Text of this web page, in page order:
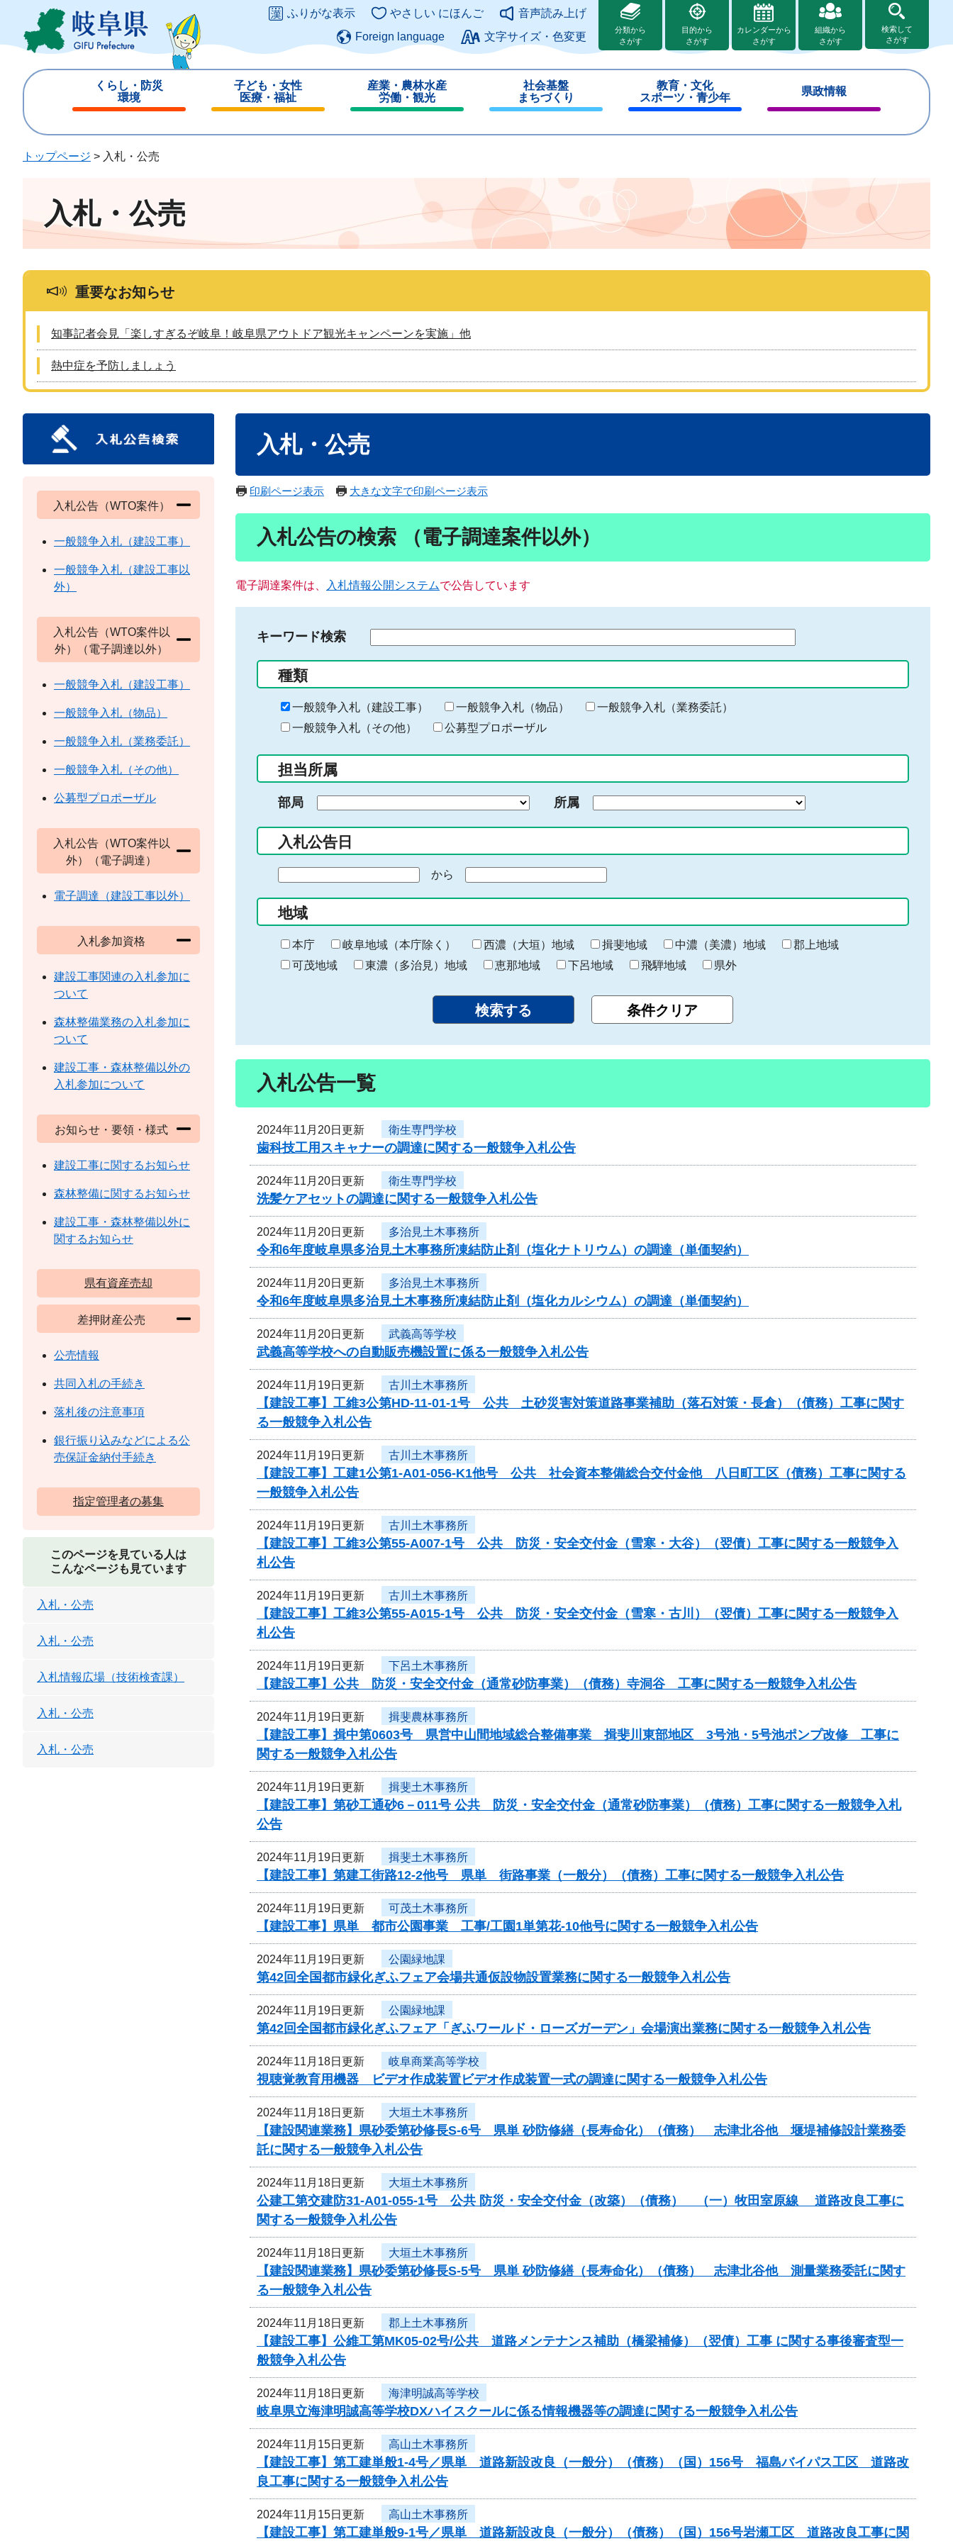
ジ
ュ
このページの本文へ
ふりがな表示 やさしい にほんご
音声読み上げ
Foreign language
文字サイズ・色変更
分類から
さがす
目的から
さがす
カレンダーから
さがす
組織から
さがす
検索して
さがす
くらし・防災
環境
じ
子ども・女性
医療・福祉
じ
産業・農林水産
労働・観光
じ
社会基盤
まちづくり
じ
教育・文化
スポーツ・青少年
じ
県政情報
じ
トップページ > 入札・公売
入札・公売
重要なお知らせ
知事記者会見「楽しすぎるぞ岐阜！岐阜県アウトドア観光キャンペーンを実施」他
熱中症を予防しましょう
入札・公売
印刷ページ表示 大きな文字で印刷ページ表示
入札公告の検索 （電子調達案件以外）
電子調達案件は、 入札情報公開システムで公告しています
キーワード検索
る
キ
ー
ー
入
力
種類
一般競争入札（建設工事） 一般競争入札（物品）
一般競争入札（業務委託）
一般競争入札（その他）
公募型プロポーザル
担当所属
部局 所属
入札公告日
の
始
ま
り
から
終
わ
り
地域
本庁 岐阜地域（本庁除く） 西濃（大垣）地域 揖斐地域 中濃（美濃）地域
郡上地域
可茂地域
東濃（多治見）地域 恵那地域 下呂地域 飛騨地域 県外
入札公告一覧
2024年11月20日更新 衛生専門学校
歯科技工用スキャナーの調達に関する一般競争入札公告
2024年11月20日更新 衛生専門学校
洗髪ケアセットの調達に関する一般競争入札公告
2024年11月20日更新 多治見土木事務所
令和6年度岐阜県多治見土木事務所凍結防止剤（塩化ナトリウム）の調達（単価契約）
2024年11月20日更新 多治見土木事務所
令和6年度岐阜県多治見土木事務所凍結防止剤（塩化カルシウム）の調達（単価契約）
2024年11月20日更新 武義高等学校
武義高等学校への自動販売機設置に係る一般競争入札公告
2024年11月19日更新 古川土木事務所
【建設工事】工維3公第HD-11-01-1号 公共 土砂災害対策道路事業補助（落石対策・長倉）（債務）工事に関す
る一般競争入札公告
2024年11月19日更新 古川土木事務所
【建設工事】工建1公第1-A01-056-K1他号 公共 社会資本整備総合交付金他 八日町工区（債務）工事に関する
一般競争入札公告
2024年11月19日更新 古川土木事務所
【建設工事】工維3公第55-A007-1号 公共 防災・安全交付金（雪寒・大谷）（翌債）工事に関する一般競争入
札公告
2024年11月19日更新 古川土木事務所
【建設工事】工維3公第55-A015-1号 公共 防災・安全交付金（雪寒・古川）（翌債）工事に関する一般競争入
札公告
2024年11月19日更新 下呂土木事務所
【建設工事】公共 防災・安全交付金（通常砂防事業）（債務）寺洞谷 工事に関する一般競争入札公告
2024年11月19日更新 揖斐農林事務所
【建設工事】揖中第0603号 県営中山間地域総合整備事業 揖斐川東部地区 3号池・5号池ポンプ改修 工事に
関する一般競争入札公告
2024年11月19日更新 揖斐土木事務所
【建設工事】第砂工通砂6－011号 公共 防災・安全交付金（通常砂防事業）（債務）工事に関する一般競争入札
公告
2024年11月19日更新 揖斐土木事務所
【建設工事】第建工街路12-2他号 県単 街路事業（一般分）（債務）工事に関する一般競争入札公告
2024年11月19日更新 可茂土木事務所
【建設工事】県単 都市公園事業 工事/工園1単第花-10他号に関する一般競争入札公告
2024年11月19日更新 公園緑地課
第42回全国都市緑化ぎふフェア会場共通仮設物設置業務に関する一般競争入札公告
2024年11月19日更新 公園緑地課
第42回全国都市緑化ぎふフェア「ぎふワールド・ローズガーデン」会場演出業務に関する一般競争入札公告
2024年11月18日更新 岐阜商業高等学校
視聴覚教育用機器 ビデオ作成装置ビデオ作成装置一式の調達に関する一般競争入札公告
2024年11月18日更新 大垣土木事務所
【建設関連業務】県砂委第砂修長S-6号 県単 砂防修繕（長寿命化）（債務） 志津北谷他 堰堤補修設計業務委
託に関する一般競争入札公告
2024年11月18日更新 大垣土木事務所
公建工第交建防31-A01-055-1号 公共 防災・安全交付金（改築）（債務） （一）牧田室原線 道路改良工事に
関する一般競争入札公告
2024年11月18日更新 大垣土木事務所
【建設関連業務】県砂委第砂修長S-5号 県単 砂防修繕（長寿命化）（債務） 志津北谷他 測量業務委託に関す
る一般競争入札公告
2024年11月18日更新 郡上土木事務所
【建設工事】公維工第MK05-02号/公共 道路メンテナンス補助（橋梁補修）（翌債）工事 に関する事後審査型一
般競争入札公告
2024年11月18日更新 海津明誠高等学校
岐阜県立海津明誠高等学校DXハイスクールに係る情報機器等の調達に関する一般競争入札公告
2024年11月15日更新 高山土木事務所
【建設工事】第工建単般1-4号／県単 道路新設改良（一般分）（債務）（国）156号 福島バイパス工区 道路改
良工事に関する一般競争入札公告
2024年11月15日更新 高山土木事務所
【建設工事】第工建単般9-1号／県単 道路新設改良（一般分）（債務）（国）156号岩瀬工区 道路改良工事に関
入札公告（WTO案件）
一般競争入札（建設工事）
一般競争入札（建設工事以
外）
入札公告（WTO案件以
外）（電子調達以外）
一般競争入札（建設工事）
一般競争入札（物品）
一般競争入札（業務委託）
一般競争入札（その他）
公募型プロポーザル
入札公告（WTO案件以
外）（電子調達）
電子調達（建設工事以外）
入札参加資格
建設工事関連の入札参加に
ついて
森林整備業務の入札参加に
ついて
建設工事・森林整備以外の
入札参加について
お知らせ・要領・様式
建設工事に関するお知らせ
森林整備に関するお知らせ
建設工事・森林整備以外に
関するお知らせ
県有資産売却
差押財産公売
公売情報
共同入札の手続き
落札後の注意事項
銀行振り込みなどによる公
売保証金納付手続き
指定管理者の募集
このページを見ている人は
こんなページも見ています
入札・公売
入札・公売
入札情報広場（技術検査課）
入札・公売
入札・公売